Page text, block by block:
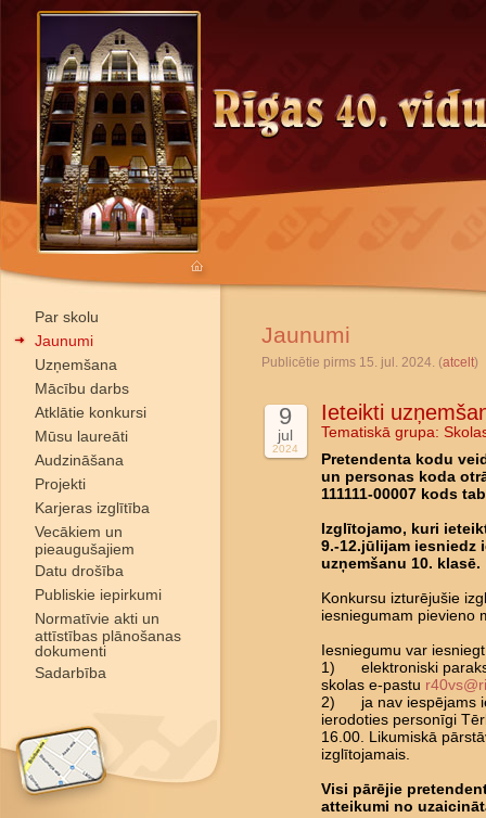
Par skolu
Jaunumi
Uzņemšana
Mācību darbs
Atklātie konkursi
Mūsu laureāti
Audzināšana
Projekti
Karjeras izglītība
Vecākiem un
pieaugušajiem
Datu drošība
Publiskie iepirkumi
Normatīvie akti un
attīstības plānošanas
dokumenti
Sadarbība
Jaunumi
Publicētie pirms 15. jul. 2024. (atcelt)
9
jul
2024
Ieteikti
Tematiskā grupa:
Pretendenta kodu
un personas koda
111111-00007 kods
Izglītojamo, kuri
9.-12.jūlijam iesniedz
uzņemšanu 10. klasē.
Konkursu izturējušie
iesniegumam pievieno
Iesniegumu var
1) elektroniski
skolas e-pastu
2) ja nav iespējams
ierodoties personīgi
16.00. Likumiskā
izglītojamais.
Visi pārējie
atteikumi no